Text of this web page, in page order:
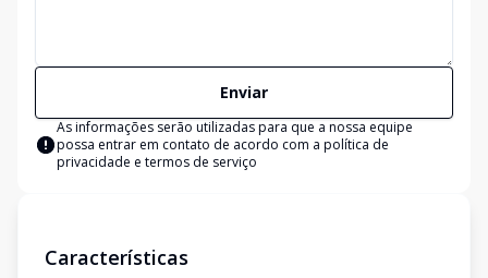
Enviar
As informações serão utilizadas para que a nossa equipe
possa entrar em contato de acordo com a política de
privacidade e termos de serviço
Características